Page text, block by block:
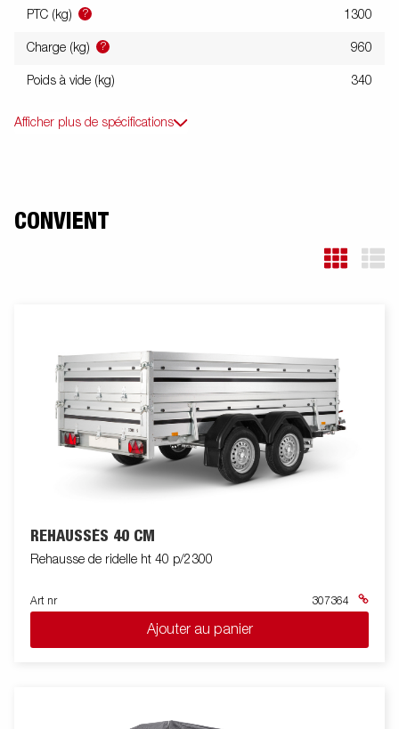
PTC (kg) ? 1300
Charge (kg) ? 960
Poids à vide (kg) 340
Afficher plus de spécifications
CONVIENT
REHAUSSÉS 40 CM
Rehausse de ridelle ht 40 p/2300
Art nr 307364
Ajouter au panier